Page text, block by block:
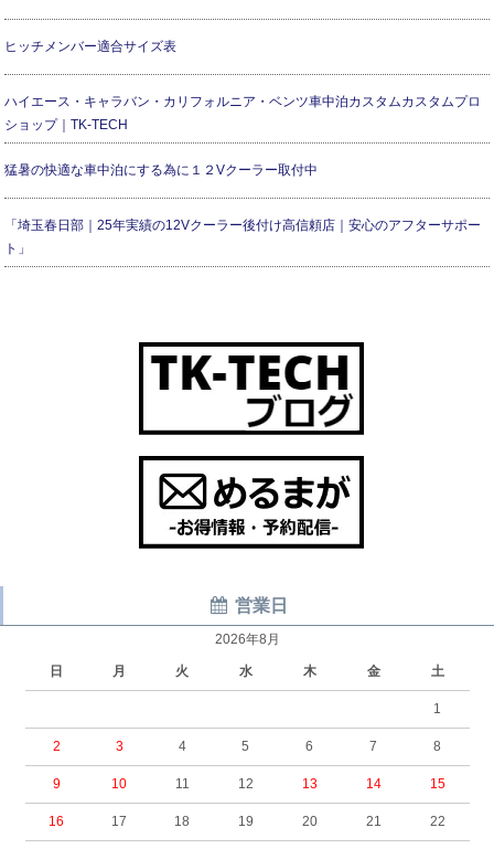
ヒッチメンバー適合サイズ表
ハイエース・キャラバン・カリフォルニア・ベンツ車中泊カスタムカスタムプロ
ショップ｜TK-TECH
猛暑の快適な車中泊にする為に１２Vクーラー取付中
「埼玉春日部｜25年実績の12Vクーラー後付け高信頼店｜安心のアフターサポー
ト」
営業日
2026年8月
日 月 火 水 木 金 土
1
2 3 4 5 6 7 8
9 10 11 12 13 14 15
16 17 18 19 20 21 22